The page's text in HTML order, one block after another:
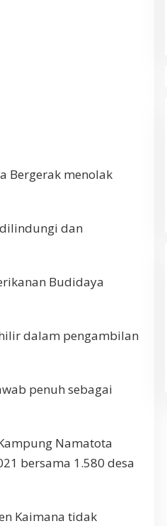
Bergerak menolak
dan
Budidaya
dalam pengambilan
penuh sebagai
Namatota
bersama 1.580 desa
Kaimana tidak